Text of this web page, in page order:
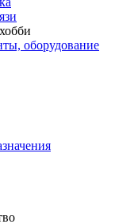
оборудование